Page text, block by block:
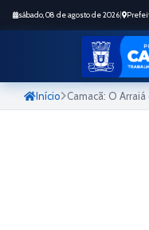
sábado, 08 de agosto de 2026
Início Camacã: O